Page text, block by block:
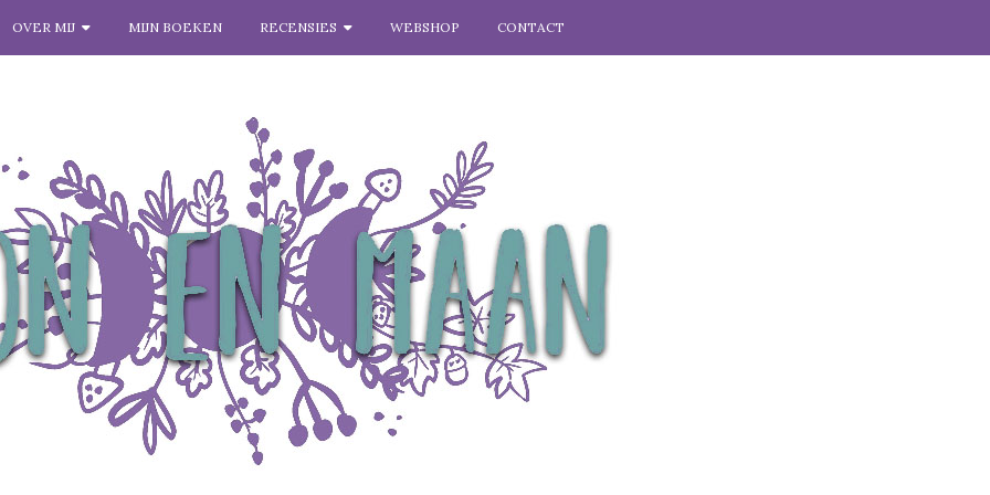
OVER MIJ MIJN BOEKEN RECENSIES WEBSHOP CONTACT